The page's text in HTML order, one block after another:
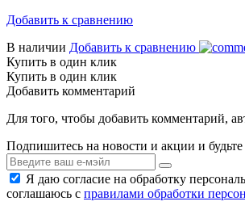
Добавить к сравнению
В наличии Добавить к сравнению
Купить в один клик
Купить в один клик
Добавить комментарий
Для того, чтобы добавить комментарий,
Подпишитесь на новости и акции и будьте
Я даю согласие на обработку
соглашаюсь с правилами обработки